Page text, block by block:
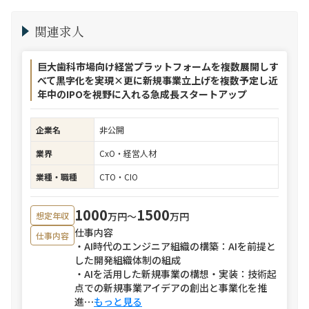
関連求人
巨大歯科市場向け経営プラットフォームを複数展開しす
べて黒字化を実現×更に新規事業立上げを複数予定し近
年中のIPOを視野に入れる急成長スタートアップ
企業名
非公開
業界
CxO・経営人材
業種・職種
CTO・CIO
想定年収 1000万円〜1500万円
仕事内容 仕事内容
・AI時代のエンジニア組織の構築：AIを前提と
した開発組織体制の組成
・AIを活用した新規事業の構想・実装：技術起
点での新規事業アイデアの創出と事業化を推
進⋯もっと見る